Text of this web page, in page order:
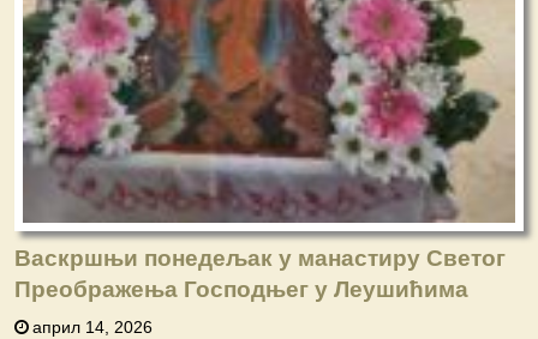
Васкршњи понедељак у манастиру Светог
Преображења Господњег у Леушићима
април 14, 2026